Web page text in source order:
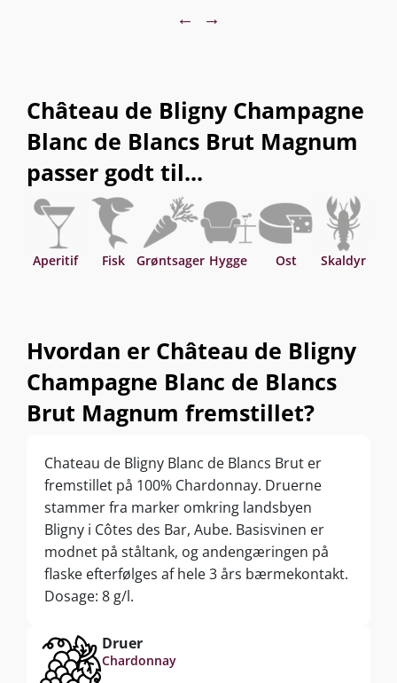
early 18th century. Since 1999, the Rapeneau
family have been the stewards of this land
and are doing an excellent job carrying on the
estate’s legacy. This Blanc de Blancs is an
absolute joy to drink.
← →
Château de Bligny Champagne
Blanc de Blancs Brut Magnum
passer godt til...
Aperitif Fisk Grøntsager Hygge Ost Skaldyr
Hvordan er Château de Bligny
Champagne Blanc de Blancs
Brut Magnum fremstillet?
Chateau de Bligny Blanc de Blancs Brut er
fremstillet på 100% Chardonnay. Druerne
stammer fra marker omkring landsbyen
Bligny i Côtes des Bar, Aube. Basisvinen er
modnet på ståltank, og andengæringen på
flaske efterfølges af hele 3 års bærmekontakt.
Dosage: 8 g/l.
Druer
Chardonnay